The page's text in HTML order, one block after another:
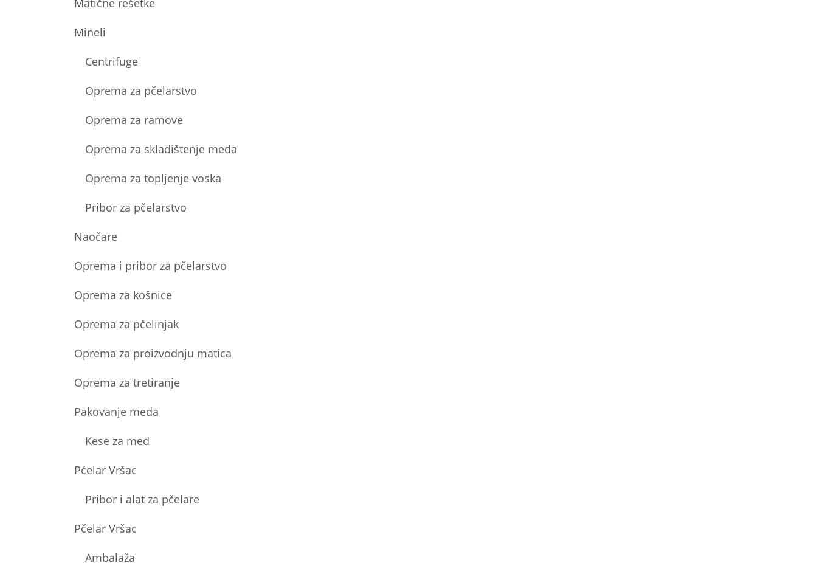
Matične rešetke
Mineli
Centrifuge
Oprema za pčelarstvo
Oprema za ramove
Oprema za skladištenje meda
Oprema za topljenje voska
Pribor za pčelarstvo
Naočare
Oprema i pribor za pčelarstvo
Oprema za košnice
Oprema za pčelinjak
Oprema za proizvodnju matica
Oprema za tretiranje
Pakovanje meda
Kese za med
Pćelar Vršac
Pribor i alat za pčelare
Pčelar Vršac
Ambalaža